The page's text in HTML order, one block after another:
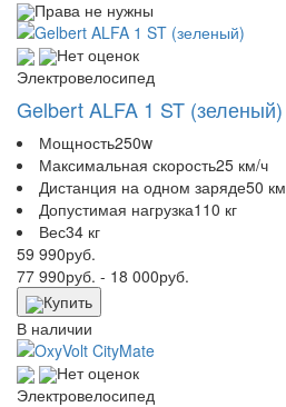
Права не нужны
Нет оценок
Электровелосипед
Gelbert ALFA 1 ST (зеленый)
Мощность250w
Максимальная скорость25 км/ч
Дистанция на одном заряде50 км
Допустимая нагрузка110 кг
Вес34 кг
59 990руб.
77 990руб. - 18 000руб.
Купить
В наличии
Нет оценок
Электровелосипед